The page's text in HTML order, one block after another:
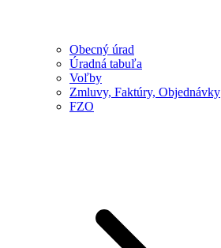
Obecný úrad
Úradná tabuľa
Voľby
Zmluvy, Faktúry, Objednávky
FZO